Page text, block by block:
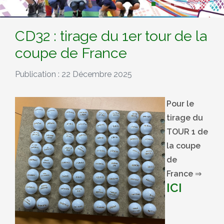
CD32 : tirage du 1er tour de la
coupe de France
Publication : 22 Décembre 2025
Pour le
tirage du
TOUR 1 de
la coupe
de
France ⇒
ICI